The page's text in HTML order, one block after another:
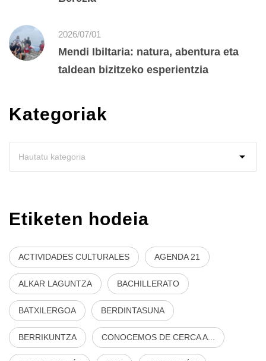
2026/07/01
Mendi Ibiltaria: natura, abentura eta
taldean bizitzeko esperientzia
Kategoriak
Etiketen hodeia
ACTIVIDADES CULTURALES AGENDA 21
ALKAR LAGUNTZA BACHILLERATO
BATXILERGOA BERDINTASUNA
BERRIKUNTZA CONOCEMOS DE CERCA A...